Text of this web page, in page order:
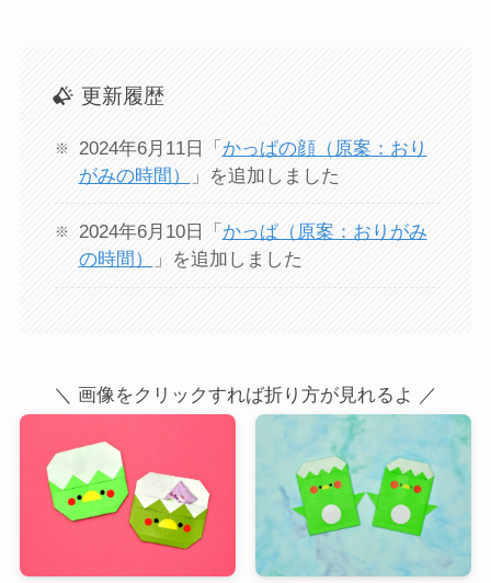
更新履歴
2024年6月11日「 かっぱの顔（原案：おり
がみの時間）
」を追加しました
2024年6月10日「 かっぱ（原案：おりがみ
の時間）
」を追加しました
＼ 画像をクリックすれば折り方が見れるよ ／